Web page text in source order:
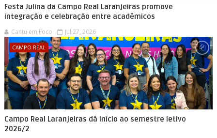
Festa Julina da Campo Real Laranjeiras promove
integração e celebração entre acadêmicos
Cantu em Foco Jul 27, 2026
CAMPO REAL
Campo Real Laranjeiras dá início ao semestre letivo
2026/2